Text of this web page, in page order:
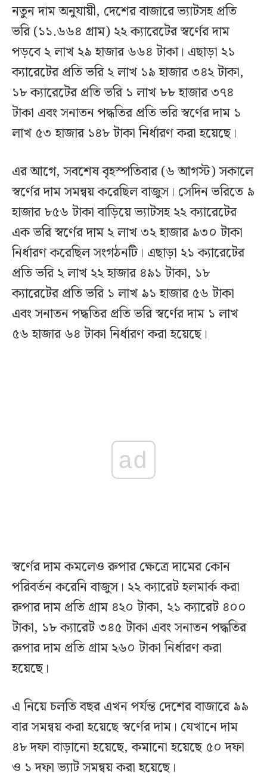
নতুন দাম অনুযায়ী, দেশের বাজারে ভ্যাটসহ প্রতি
ভরি (১১.৬৬৪ গ্রাম) ২২ ক্যারেটের স্বর্ণের দাম
পড়বে ২ লাখ ২৯ হাজার ৬৬৪ টাকা। এছাড়া ২১
ক্যারেটের প্রতি ভরি ২ লাখ ১৯ হাজার ৩৪২ টাকা,
১৮ ক্যারেটের প্রতি ভরি ১ লাখ ৮৮ হাজার ৩৭৪
টাকা এবং সনাতন পদ্ধতির প্রতি ভরি স্বর্ণের দাম ১
লাখ ৫৩ হাজার ১৪৮ টাকা নির্ধারণ করা হয়েছে।
এর আগে, সবশেষ বৃহস্পতিবার (৬ আগস্ট) সকালে
স্বর্ণের দাম সমন্বয় করেছিল বাজুস। সেদিন ভরিতে ৯
হাজার ৮৫৬ টাকা বাড়িয়ে ভ্যাটসহ ২২ ক্যারেটের
এক ভরি স্বর্ণের দাম ২ লাখ ৩২ হাজার ৯৩০ টাকা
নির্ধারণ করেছিল সংগঠনটি। এছাড়া ২১ ক্যারেটের
প্রতি ভরি ২ লাখ ২২ হাজার ৪৯১ টাকা, ১৮
ক্যারেটের প্রতি ভরি ১ লাখ ৯১ হাজার ৫৬ টাকা
এবং সনাতন পদ্ধতির প্রতি ভরি স্বর্ণের দাম ১ লাখ
৫৬ হাজার ৬৪ টাকা নির্ধারণ করা হয়েছে।
ad
স্বর্ণের দাম কমলেও রুপার ক্ষেত্রে দামের কোন
পরিবর্তন করেনি বাজুস। ২২ ক্যারেট হলমার্ক করা
রুপার দাম প্রতি গ্রাম ৪২০ টাকা, ২১ ক্যারেট ৪০০
টাকা, ১৮ ক্যারেট ৩৪৫ টাকা এবং সনাতন পদ্ধতির
রুপার দাম প্রতি গ্রাম ২৬০ টাকা নির্ধারণ করা
হয়েছে।
এ নিয়ে চলতি বছর এখন পর্যন্ত দেশের বাজারে ৯৯
বার সমন্বয় করা হয়েছে স্বর্ণের দাম। যেখানে দাম
৪৮ দফা বাড়ানো হয়েছে, কমানো হয়েছে ৫০ দফা
ও ১ দফা ভ্যাট সমন্বয় করা হয়েছে।